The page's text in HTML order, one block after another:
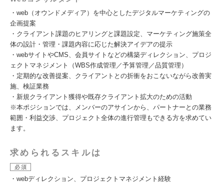
・web（オウンドメディア）を中心としたデジタルマーケティングの
企画提案
・クライアント課題のヒアリングと課題設定、マーケティング施策全
体の設計・管理・課題内容に応じた解決アイデアの提示
・webサイトやCMS、会員サイトなどの構築ディレクション、プロジ
ェクトマネジメント（WBS作成管理／予算管理／品質管理）
・定期的な改善提案、クライアントとの折衝をおこないながら改善実
施、検証業務
・新規クライアント獲得や既存クライアント拡大のための活動
※本ポジションでは、メンバーのアサインから、パートナーとの業務
範囲・利益交渉、プロジェクト全体の進行管理もできる方を求めてい
ます。
求められるスキルは
必須
・webディレクション、プロジェクトマネジメント経験